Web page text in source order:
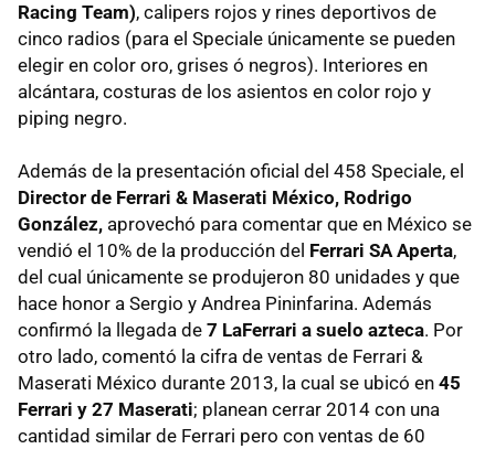
Racing Team), calipers rojos y rines deportivos de
cinco radios (para el Speciale únicamente se pueden
elegir en color oro, grises ó negros). Interiores en
alcántara, costuras de los asientos en color rojo y
piping negro.
Además de la presentación oficial del 458 Speciale, el
Director de Ferrari & Maserati México, Rodrigo
González, aprovechó para comentar que en México se
vendió el 10% de la producción del Ferrari SA Aperta,
del cual únicamente se produjeron 80 unidades y que
hace honor a Sergio y Andrea Pininfarina. Además
confirmó la llegada de 7 LaFerrari a suelo azteca. Por
otro lado, comentó la cifra de ventas de Ferrari &
Maserati México durante 2013, la cual se ubicó en 45
Ferrari y 27 Maserati; planean cerrar 2014 con una
cantidad similar de Ferrari pero con ventas de 60